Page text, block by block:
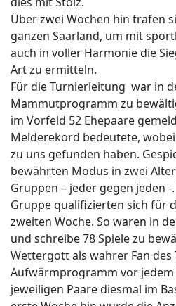
Über zwei Wochen hin trafen
ganzen Saarland, um mit
auch in voller Harmonie die
Art zu ermitteln.
Für die Turnierleitung war in
Mammutprogramm zu
im Vorfeld 52 Ehepaare
Melderekord bedeutete,
zu uns gefunden haben.
bewährten Modus in zwei
Gruppen – jeder gegen jeden
Gruppe qualifizierten sich für
zweiten Woche. So waren in
und schreibe 78 Spiele zu
Wettergott als wahrer Fan des
Aufwärmprogramm vor jedem
jeweiligen Paare diesmal im